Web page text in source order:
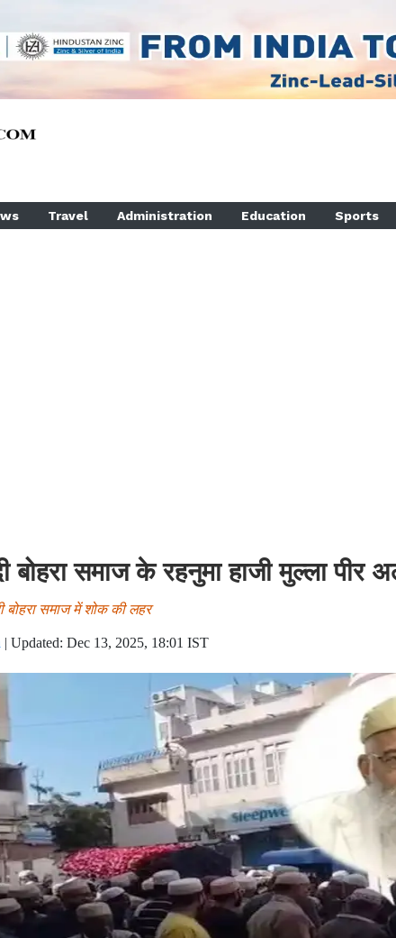
Travel Administration Education Sports
बोहरा समाज के रहनुमा हाजी मुल्ला पीर
समाज में शोक की लहर
| Updated: Dec 13, 2025, 18:01 IST